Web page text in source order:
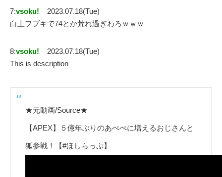
7:vsoku!
2023.07.18(Tue)
白上フブキで74とか荒れ過ぎわろｗｗｗ
8:vsoku!
2023.07.18(Tue)
This is description
★元動画/Source★
【APEX】５億年ぶりのあぺぺに増えるおじさんと
狐参戦！【#ほしらっぷ】